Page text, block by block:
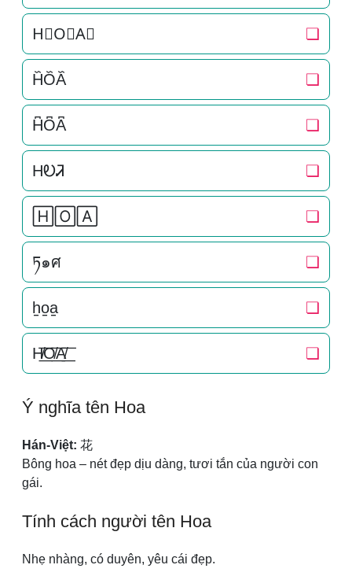
H⃘O⃘A⃘ ❏
H᷈O᷈A᷈ ❏
H͆O͆A͆ ❏
HᎧᏘ ❏
🄷🄾🄰 ❏
ཏ๑ศ ❏
h̠o̠a̠ ❏
H̸͟͞O̸͟͞A̸͟͞ ❏
Ý nghĩa tên Hoa
Hán-Việt: 花
Bông hoa – nét đẹp dịu dàng, tươi tắn của người con
gái.
Tính cách người tên Hoa
Nhẹ nhàng, có duyên, yêu cái đẹp.